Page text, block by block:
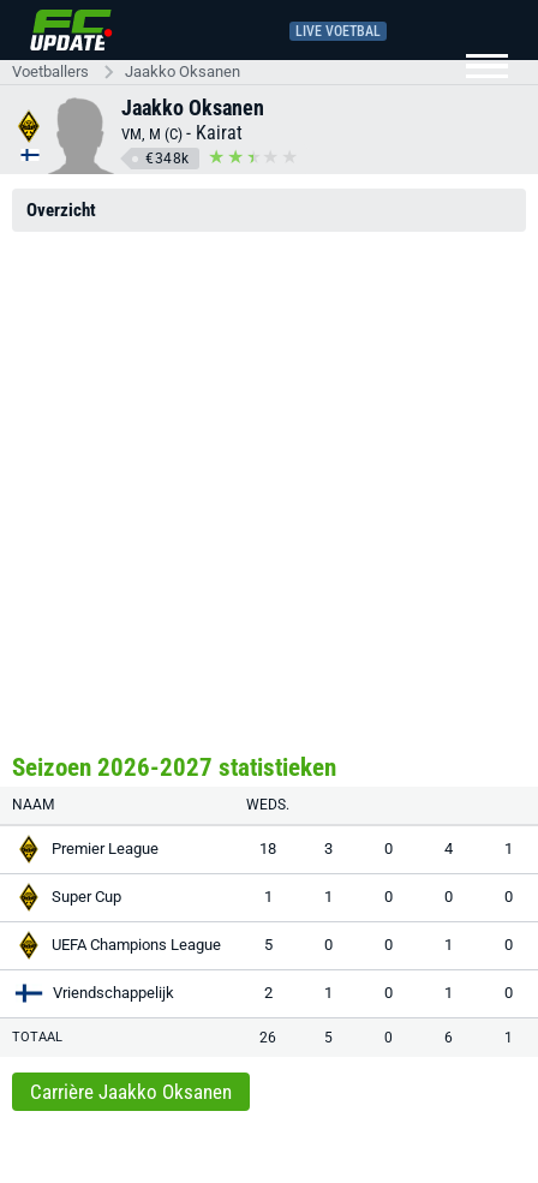
LIVE VOETBAL
Voetballers Jaakko Oksanen
Jaakko Oksanen
VM, M (C) - Kairat
€348k
Overzicht
Seizoen 2026-2027 statistieken
NAAM WEDS.
Premier League 18 3 0 4 1
Super Cup 1 1 0 0 0
UEFA Champions League 5 0 0 1 0
Vriendschappelijk 2 1 0 1 0
TOTAAL 26 5 0 6 1
Carrière Jaakko Oksanen